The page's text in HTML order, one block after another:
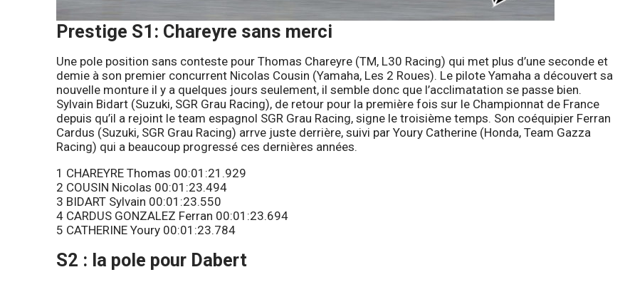
Prestige S1: Chareyre sans merci
Une pole position sans conteste pour Thomas Chareyre (TM, L30 Racing) qui met plus d’une seconde et
demie à son premier concurrent Nicolas Cousin (Yamaha, Les 2 Roues). Le pilote Yamaha a découvert sa
nouvelle monture il y a quelques jours seulement, il semble donc que l’acclimatation se passe bien.
Sylvain Bidart (Suzuki, SGR Grau Racing), de retour pour la première fois sur le Championnat de France
depuis qu’il a rejoint le team espagnol SGR Grau Racing, signe le troisième temps. Son coéquipier Ferran
Cardus (Suzuki, SGR Grau Racing) arrve juste derrière, suivi par Youry Catherine (Honda, Team Gazza
Racing) qui a beaucoup progressé ces dernières années.
1 CHAREYRE Thomas 00:01:21.929
2 COUSIN Nicolas 00:01:23.494
3 BIDART Sylvain 00:01:23.550
4 CARDUS GONZALEZ Ferran 00:01:23.694
5 CATHERINE Youry 00:01:23.784
S2 : la pole pour Dabert